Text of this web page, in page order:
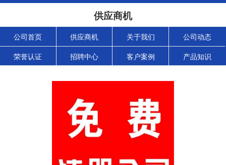
供应商机
公司首页 供应商机 关于我们 公司动态
荣誉认证 招聘中心 客户案例 产品知识